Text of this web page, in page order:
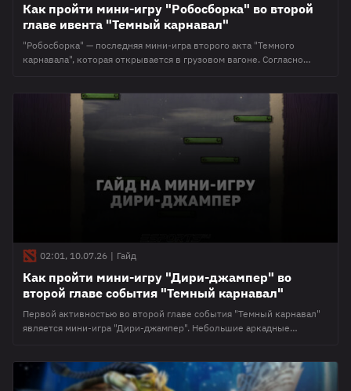
Как пройти мини-игру "Робосборка" во второй
главе ивента "Темный карнавал"
"Робосборка" — последняя мини-игра второго акта "Темного
карнавала", которая открывается в грузовом вагоне. Согласно
это сделать с первого раза или хотя бы потратить на прохождение
максимум пару минут. В чём суть мини-игры "Робосборка" в Доте 2
02:01, 10.07.26 | Гайд
Как пройти мини-игру "Дири-джампер" во
второй главе события "Темный карнавал"
Первой активностью во второй главе события "Темный карнавал"
является мини-игра "Дири-джампер". Небольшие аркадные
прохождения мини-игры "Дири-джампер". В чем суть мини-игры
"Дири-джампер" Как и предыдущие мини-игры в событии, "Дири-